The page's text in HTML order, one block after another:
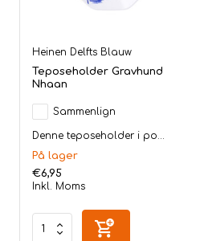
Heinen Delfts Blauw
Teposeholder Gravhund
Nhaan
Sammenlign
Denne teposeholder i po...
På lager
€6,95
Inkl. Moms